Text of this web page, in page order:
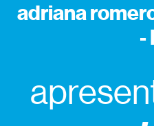
adriana
-